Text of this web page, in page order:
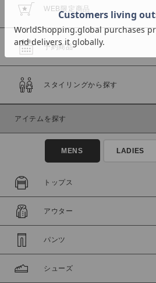
商品タイプ
通常商品
セール価格
在庫
在庫あり
WEB限定商品
予約商品
スタイリングから探す
アイテムを探す
MENS LADIES
トップス
アウター
パンツ
シューズ